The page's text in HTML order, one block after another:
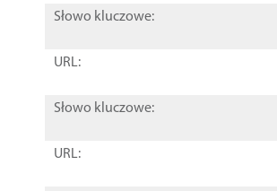
Słowo kluczowe:
URL:
Słowo kluczowe:
URL: